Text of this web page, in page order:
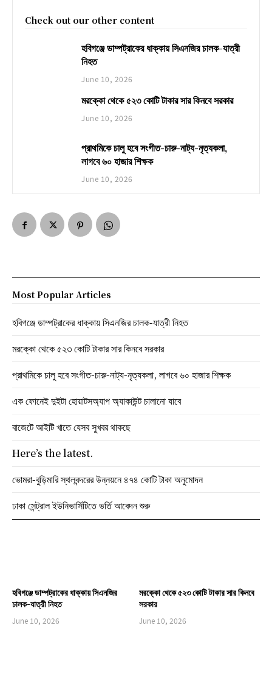
Check out our other content
হবিগঞ্জে ডাম্পট্রাকের ধাক্কায় সিএনজির চালক-যাত্রী
নিহত
June 10, 2026
মরক্কো থেকে ৫২৩ কোটি টাকার সার কিনবে সরকার
June 10, 2026
প্রাথমিকে চালু হবে সংগীত-চারু-নাট্য-নৃত্যকলা,
লাগবে ৬০ হাজার শিক্ষক
June 10, 2026
হবিগঞ্জে ডাম্পট্রাকের ধাক্কায় সিএনজির
চালক-যাত্রী নিহত
June 10, 2026
মরক্কো থেকে ৫২৩ কোটি টাকার সার কিনবে
সরকার
June 10, 2026
Most Popular Articles
হবিগঞ্জে ডাম্পট্রাকের ধাক্কায় সিএনজির চালক-যাত্রী নিহত
মরক্কো থেকে ৫২৩ কোটি টাকার সার কিনবে সরকার
প্রাথমিকে চালু হবে সংগীত-চারু-নাট্য-নৃত্যকলা, লাগবে ৬০ হাজার শিক্ষক
এক ফোনেই দুইটা হোয়াটসঅ্যাপ অ্যাকাউন্ট চালানো যাবে
বাজেটে আইটি খাতে যেসব সুখবর থাকছে
Here’s the latest.
ভোমরা-বুড়িমারি স্থলবন্দরের উন্নয়নে ৪৭৪ কোটি টাকা অনুমোদন
ঢাকা সেন্ট্রাল ইউনিভার্সিটিতে ভর্তি আবেদন শুরু